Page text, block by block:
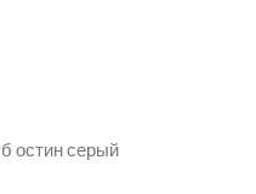
остин серый